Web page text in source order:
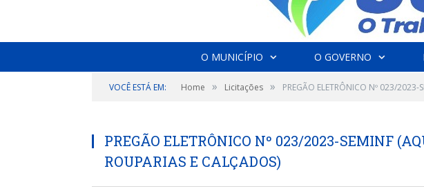
O MUNICÍPIO O GOVERNO
VOCÊ ESTÁ EM: Home » Licitações » PREGÃO ELETRÔNICO Nº 023/2023-
PREGÃO ELETRÔNICO Nº 023/2023-SEMINF
ROUPARIAS E CALÇADOS)